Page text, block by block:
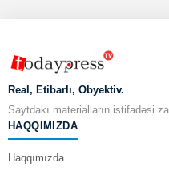
Real, Etibarlı, Obyektiv.
Saytdakı materialların istifadəsi
HAQQIMIZDA
Haqqımızda